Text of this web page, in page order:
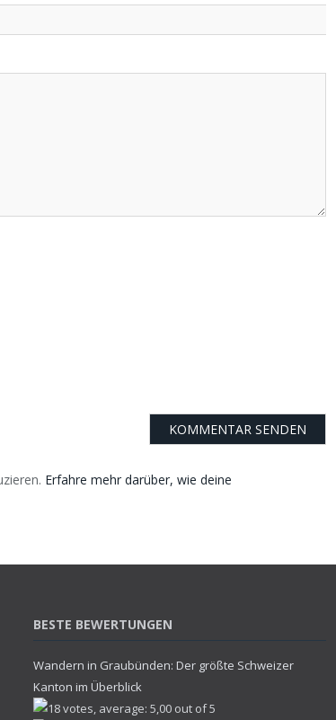
Erfahre mehr darüber, wie deine
BESTE BEWERTUNGEN
Wandern in Graubünden: Der größte Schweizer
Kanton im Überblick